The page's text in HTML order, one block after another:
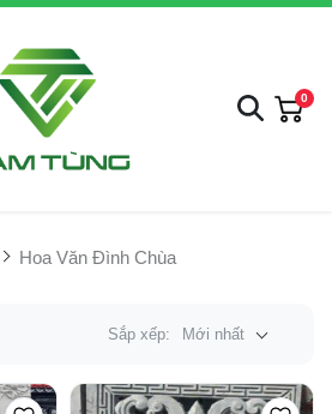
0
Hoa Văn Đình Chùa
Sắp xếp: Mới nhất